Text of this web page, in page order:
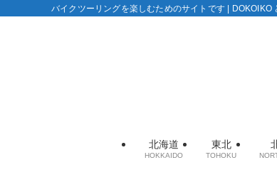
バイクツーリングを楽しむためのサイトです | DOKOIKO
北海道
HOKKAIDO
東北
TOHOKU